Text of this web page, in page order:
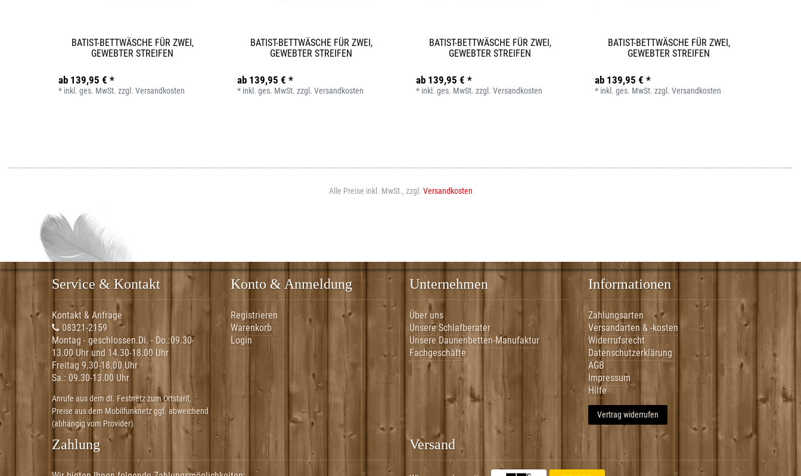
BATIST-BETTWÄSCHE FÜR ZWEI,
GEWEBTER STREIFEN
ab 139,95 € *
* inkl. ges. MwSt. zzgl.Versandkosten
BATIST-BETTWÄSCHE FÜR ZWEI,
GEWEBTER STREIFEN
ab 139,95 € *
* inkl. ges. MwSt. zzgl.Versandkosten
BATIST-BETTWÄSCHE FÜR ZWEI,
GEWEBTER STREIFEN
ab 139,95 € *
* inkl. ges. MwSt. zzgl.Versandkosten
BATIST-BETTWÄSCHE FÜR ZWEI,
GEWEBTER STREIFEN
ab 139,95 € *
* inkl. ges. MwSt. zzgl.Versandkosten
Alle Preise inkl. MwSt., zzgl. Versandkosten
Service & Kontakt
Kontakt & Anfrage
08321-2159
Montag - geschlossen.Di. - Do.:09.30-
13.00 Uhr und 14.30-18.00 Uhr
Freitag 9.30-18.00 Uhr
Sa.: 09.30-13.00 Uhr
Anrufe aus dem dt. Festnetz zum Ortstarif,
Preise aus dem Mobilfunknetz ggf. abweichend
(abhängig vom Provider).
Konto & Anmeldung
Registrieren
Warenkorb
Login
Unternehmen
Über uns
Unsere Schlafberater
Unsere Daunenbetten-Manufaktur
Fachgeschäfte
Informationen
Zahlungsarten
Versandarten & -kosten
Widerrufsrecht
Datenschutzerklärung
AGB
Impressum
Hilfe
Vertrag widerrufen
Zahlung Versand